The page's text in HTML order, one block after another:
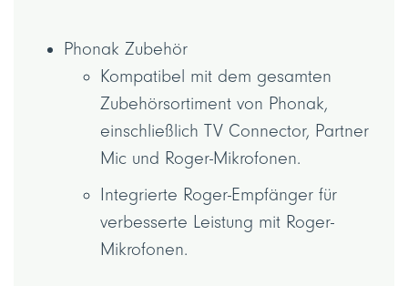
Phonak Zubehör
Kompatibel mit dem gesamten
Zubehörsortiment von Phonak,
einschließlich TV Connector, Partner
Mic und Roger-Mikrofonen.
Integrierte Roger-Empfänger für
verbesserte Leistung mit Roger-
Mikrofonen.